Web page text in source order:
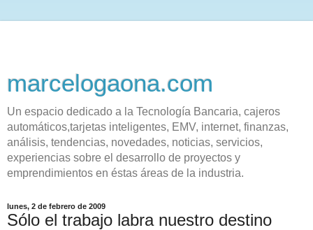
marcelogaona.com
Un espacio dedicado a la Tecnología Bancaria, cajeros
automáticos,tarjetas inteligentes, EMV, internet, finanzas,
análisis, tendencias, novedades, noticias, servicios,
experiencias sobre el desarrollo de proyectos y
emprendimientos en éstas áreas de la industria.
lunes, 2 de febrero de 2009
Sólo el trabajo labra nuestro destino